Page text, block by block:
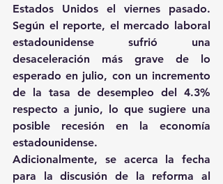
Estados Unidos el viernes pasado.
Según el reporte, el mercado laboral
estadounidense sufrió una
desaceleración más grave de lo
esperado en julio, con un incremento
de la tasa de desempleo del 4.3%
respecto a junio, lo que sugiere una
posible recesión en la economía
estadounidense.
Adicionalmente, se acerca la fecha
para la discusión de la reforma al